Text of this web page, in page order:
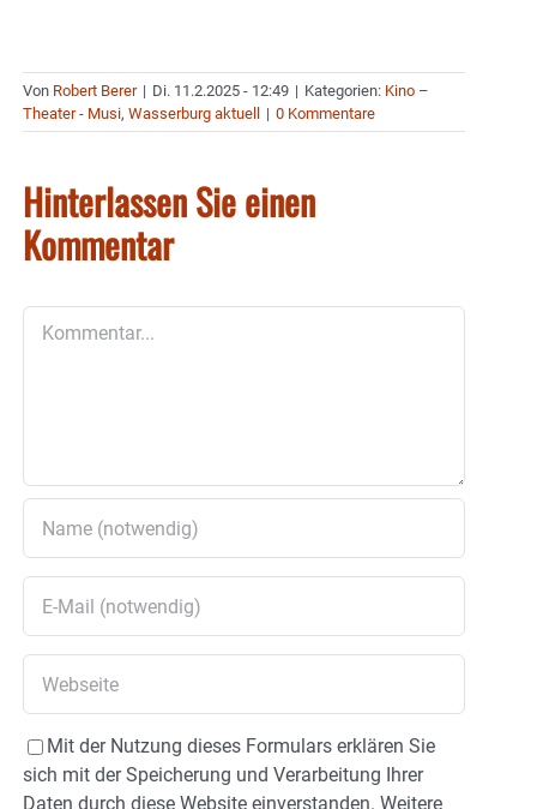
Von Robert Berer | Di. 11.2.2025 - 12:49 | Kategorien: Kino –
Theater - Musi, Wasserburg aktuell | 0 Kommentare
Hinterlassen Sie einen
Kommentar
Mit der Nutzung dieses Formulars erklären Sie
sich mit der Speicherung und Verarbeitung Ihrer
Daten durch diese Website einverstanden. Weitere